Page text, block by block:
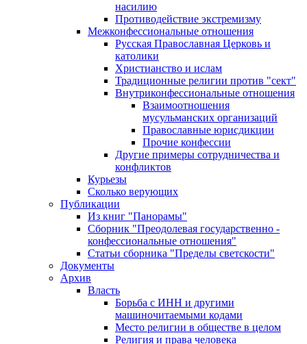
насилию
Противодействие экстремизму
Межконфессиональные отношения
Русская Православная Церковь и
католики
Христианство и ислам
Традиционные религии против "сект"
Внутриконфессиональные отношения
Взаимоотношения
мусульманских организаций
Православные юрисдикции
Прочие конфессии
Другие примеры сотрудничества и
конфликтов
Курьезы
Сколько верующих
Публикации
Из книг "Панорамы"
Сборник "Преодолевая государственно -
конфессиональные отношения"
Статьи сборника "Пределы светскости"
Документы
Архив
Власть
Борьба с ИНН и другими
машиночитаемыми кодами
Место религии в обществе в целом
Религия и права человека